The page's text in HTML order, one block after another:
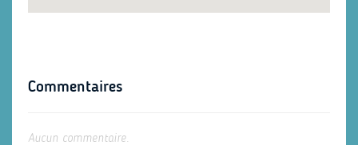
Commentaires
Aucun commentaire.